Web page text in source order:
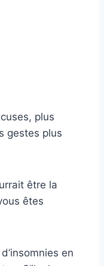
plus
gestes plus
être la
êtes
en